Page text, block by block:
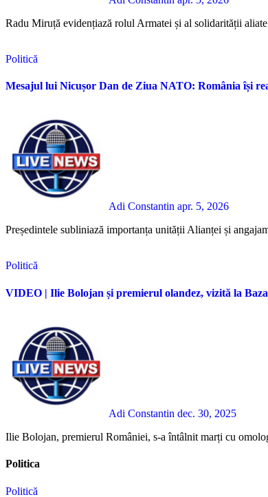
Radu Miruță evidențiază rolul Armatei și al solidarității
Politică
Mesajul lui Nicușor Dan de Ziua NATO: România își
Adi Constantin apr. 5, 2026
Președintele subliniază importanța unității Alianței și
Politică
VIDEO | Ilie Bolojan și premierul olandez, vizită la
Adi Constantin dec. 30, 2025
Ilie Bolojan, premierul României, s-a întâlnit marți cu
Politica
Politică